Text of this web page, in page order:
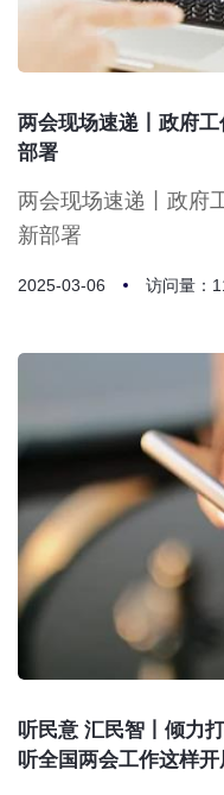
两会现场速递丨政府
部署
两会现场速递丨政府
新部署
2025-03-06 访问量：
听民意 汇民智丨倾力
听全国两会工作这样开